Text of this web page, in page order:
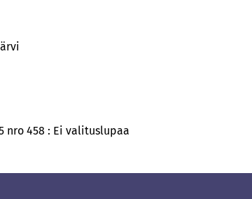
nro 458 : Ei valituslupaa